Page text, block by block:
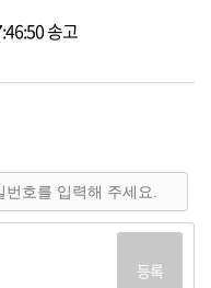
송고
등록